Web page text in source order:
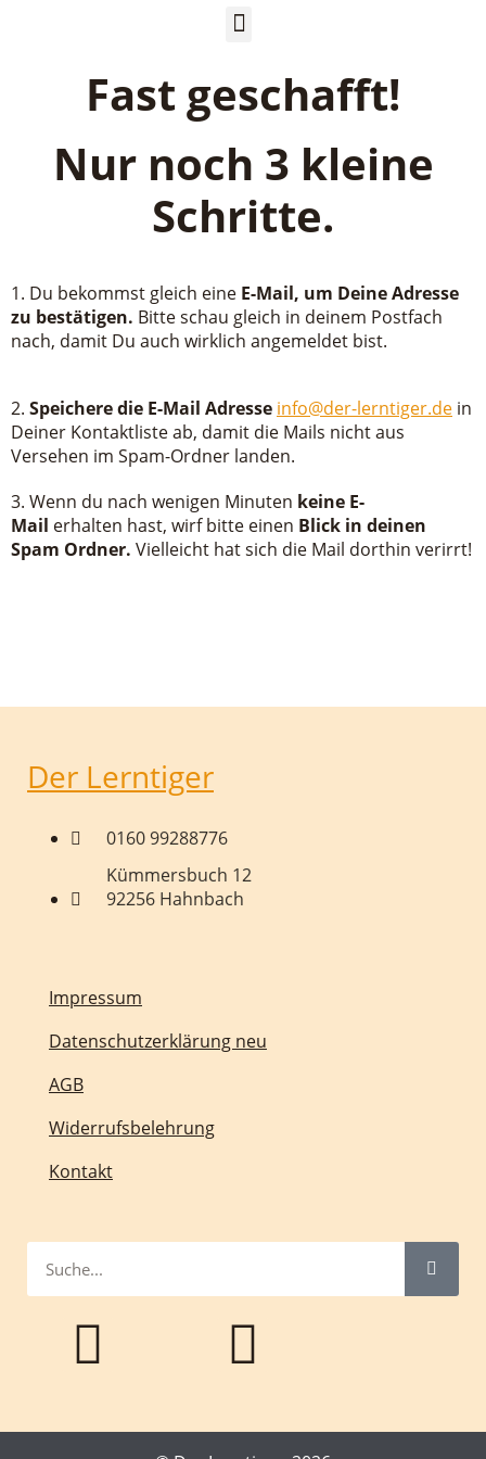
Fast geschafft!
Nur noch 3 kleine
Schritte.
1. Du bekommst gleich eine E-Mail, um Deine Adresse
zu bestätigen. Bitte schau gleich in deinem Postfach
nach, damit Du auch wirklich angemeldet bist.
2. Speichere die E-Mail Adresse info@der-lerntiger.de in
Deiner Kontaktliste ab, damit die Mails nicht aus
Versehen im Spam-Ordner landen.
3. Wenn du nach wenigen Minuten keine E-
Mail erhalten hast, wirf bitte einen Blick in deinen
Spam Ordner. Vielleicht hat sich die Mail dorthin verirrt!
Der Lerntiger
0160 99288776
Kümmersbuch 12
92256 Hahnbach
Impressum
Datenschutzerklärung neu
AGB
Widerrufsbelehrung
Kontakt